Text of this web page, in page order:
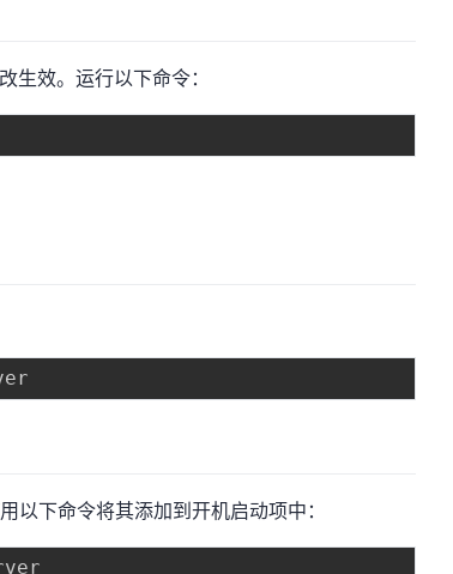
生效。运行以下命令：
以下命令将其添加到开机启动项中：